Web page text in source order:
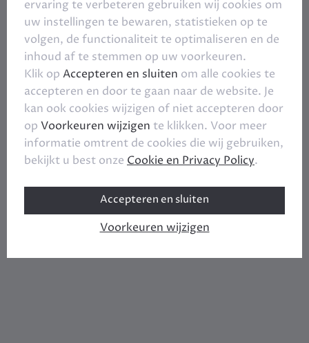
ervaring te verbeteren gebruiken wij cookies om
uw instellingen te bewaren, statistieken op te
volgen, de functionaliteit te optimaliseren en de
inhoud af te stemmen op uw voorkeuren.
Klik op Accepteren en sluiten om alle cookies te
accepteren en door te gaan naar de website. Je
kan ook cookies wijzigen of niet accepteren door
op Voorkeuren wijzigen te klikken. Voor meer
informatie omtrent de cookies die wij gebruiken,
bekijkt u best onze Cookie en Privacy Policy.
Accepteren en sluiten
Voorkeuren wijzigen